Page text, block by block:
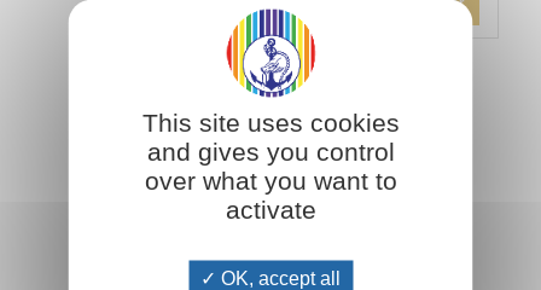
D'autres articles sur ce sujet essentiel :
This site uses cookies
and gives you control
over what you want to
activate
OK, accept all